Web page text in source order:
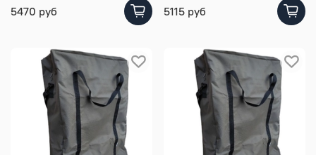
5470 руб
5115 руб